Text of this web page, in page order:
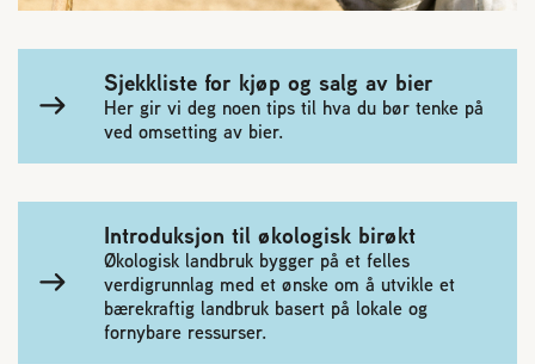
Sykdom hos bier
Sukkeravgiftsrefusjon
Prosjekter
Norges Birøkterlags standpunkt
Sjekkliste for kjøp og salg av bier
Her gir vi deg noen tips til hva du bør tenke på
ved omsetting av bier.
Introduksjon til økologisk birøkt
Økologisk landbruk bygger på et felles
verdigrunnlag med et ønske om å utvikle et
bærekraftig landbruk basert på lokale og
fornybare ressurser.